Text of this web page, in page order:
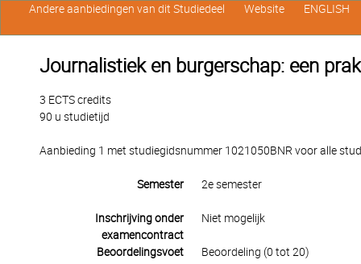
Journalistiek en burgerschap: een
3 ECTS credits
90 u studietijd
Aanbieding 1 met studiegidsnummer 1021050BNR voor alle
Semester 2e semester
Inschrijving onder
examencontract
Niet mogelijk
Beoordelingsvoet Beoordeling (0 tot 20)
Andere aanbiedingen van dit Studiedeel Website ENGLISH